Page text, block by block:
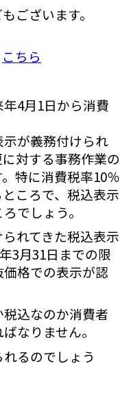
ございます。
こちら
4月1日から消費
が義務付けられ
対する事務作業の
特に消費税率10％
ころで、税込表示
でしょう。
れてきた税込表示
3月31日までの限
格での表示が認
込なのか消費者
なりません。
るのでしょう